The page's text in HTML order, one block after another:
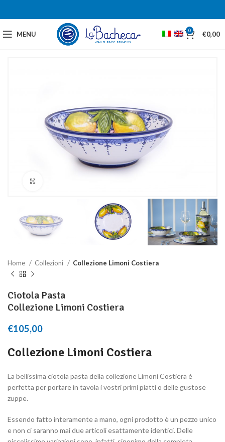
MENU 0 €0,00
Home Collezioni Collezione Limoni Costiera
Ciotola Pasta
Collezione Limoni Costiera
€105,00
Collezione Limoni Costiera
La bellissima ciotola pasta della collezione Limoni Costiera è
perfetta per portare in tavola i vostri primi piatti o delle gustose
zuppe.
Essendo fatto interamente a mano, ogni prodotto è un pezzo unico
e non ci saranno mai due articoli esattamente identici. Delle